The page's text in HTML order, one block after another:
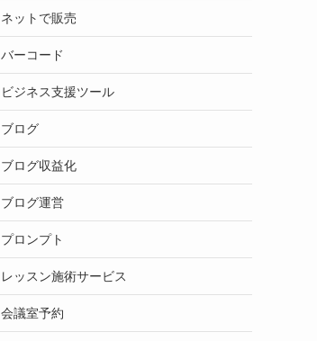
ネットで販売
バーコード
ビジネス支援ツール
ブログ
ブログ収益化
ブログ運営
プロンプト
レッスン施術サービス
会議室予約